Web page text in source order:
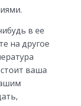
в ее
на другое
стоит ваша